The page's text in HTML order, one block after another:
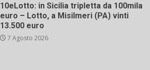
10eLotto: in Sicilia tripletta da 100mila
euro – Lotto, a Misilmeri (PA) vinti
13.500 euro
7 Agosto 2026